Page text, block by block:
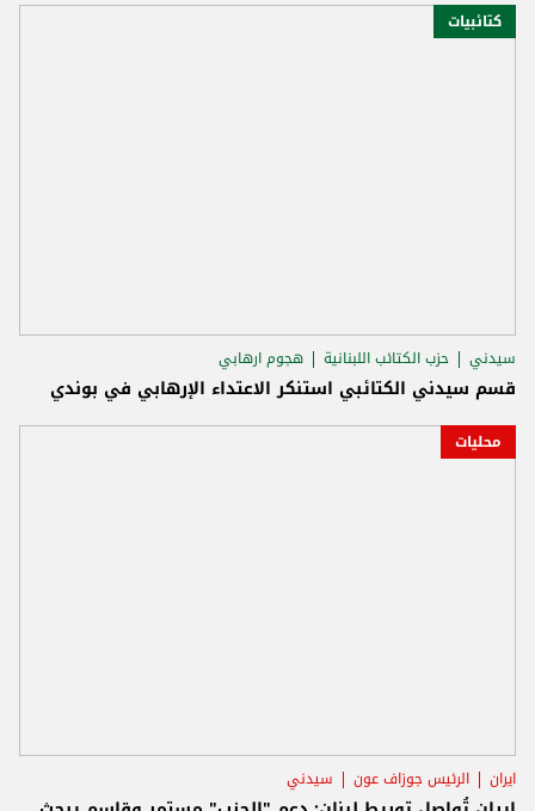
كتائبيات
سيدني حزب الكتائب اللبنانية هجوم ارهابي
قسم سيدني الكتائبي استنكر الاعتداء الإرهابي في بوندي
محليات
ايران الرئيس جوزاف عون سيدني